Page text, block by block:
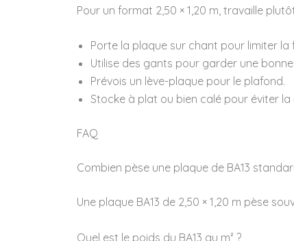
Pour un format 2,50 × 1,20 m, travaille
Porte la plaque sur chant pour limiter la
Utilise des gants pour garder une
Prévois un lève-plaque pour le plafond.
Stocke à plat ou bien calé pour éviter la
FAQ
Combien pèse une plaque de BA13
Une plaque BA13 de 2,50 × 1,20 m pèse
Quel est le poids du BA13 au m² ?